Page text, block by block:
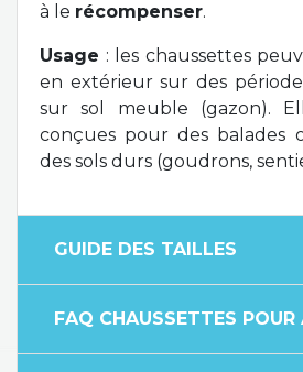
à le récompenser.
Usage : les chaussettes
en extérieur sur des
sur sol meuble (gazon).
conçues pour des balades
des sols durs (goudrons,
GUIDE DES TAILLES
FAQ CHAUSSETTES POUR